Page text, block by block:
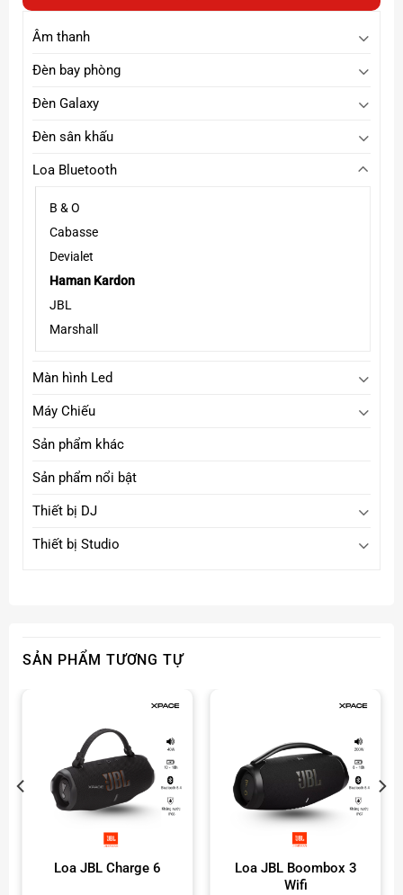
Kết nối Bluetooth 5.2 ổn định
Kết nối nhanh, phạm vi rộng, hỗ trợ nhiều thiết bị cùng
lúc.
Tích hợpcổng AUX 3.5mm
Âm thanh
Đèn bay phòng
Đèn Galaxy
Đèn sân khấu
Loa Bluetooth
B & O
Cabasse
Devialet
Haman Kardon
JBL
Marshall
Màn hình Led
Máy Chiếu
Sản phẩm khác
Sản phẩm nổi bật
Thiết bị DJ
Thiết bị Studio
SẢN PHẨM TƯƠNG TỰ
Loa JBL Charge 6
Loa JBL Boombox 3
Wifi